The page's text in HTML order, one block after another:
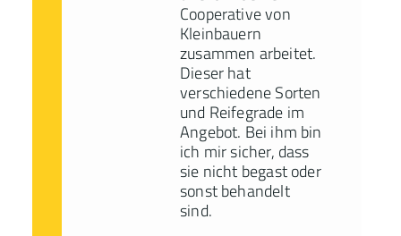
Cooperative von
Kleinbauern
zusammen arbeitet.
Dieser hat
verschiedene Sorten
und Reifegrade im
Angebot. Bei ihm bin
ich mir sicher, dass
sie nicht begast oder
sonst behandelt
sind.